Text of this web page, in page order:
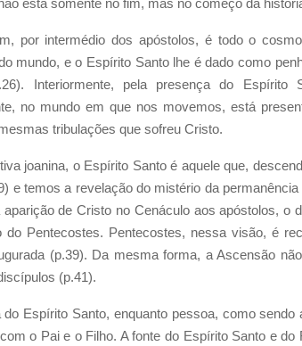
está somente no fim, mas no começo da
por intermédio dos apóstolos, é todo o
mundo, e o Espírito Santo lhe é dado como
Interiormente, pela presença do
no mundo em que nos movemos, está
tribulações que sofreu Cristo.
joanina, o Espírito Santo é aquele que,
e temos a revelação do mistério da
aparição de Cristo no Cenáculo aos apóstolos, o
do Pentecostes. Pentecostes, nessa visão, é
(p.39). Da mesma forma, a Ascensão
(p.41).
do Espírito Santo, enquanto pessoa, como
o Pai e o Filho. A fonte do Espírito Santo e